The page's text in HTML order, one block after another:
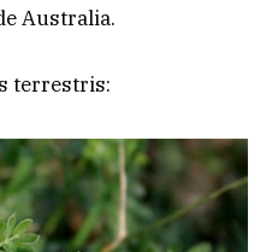
Australia.
terrestris: